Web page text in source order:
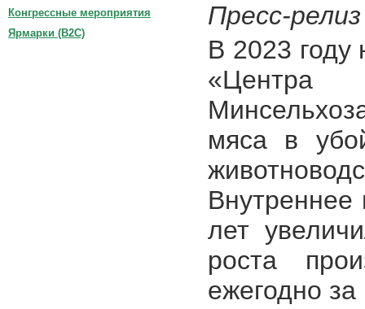
Пресс-релиз
В 2023
мяса в
Внутреннее
лет
роста
ежегодно
Конгрессные мероприятия
Ярмарки (B2C)